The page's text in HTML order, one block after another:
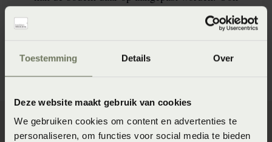
Toestemming Details Over
Deze website maakt gebruik van cookies
We gebruiken cookies om content en advertenties te
personaliseren, om functies voor social media te bieden